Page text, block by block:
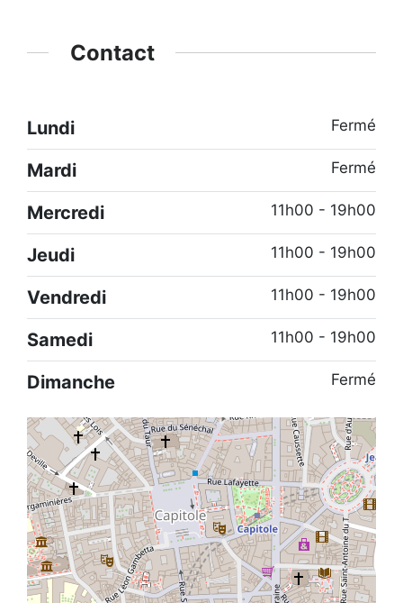
Contact
Lundi Fermé
Mardi Fermé
Mercredi 11h00 - 19h00
Jeudi 11h00 - 19h00
Vendredi 11h00 - 19h00
Samedi 11h00 - 19h00
Dimanche Fermé